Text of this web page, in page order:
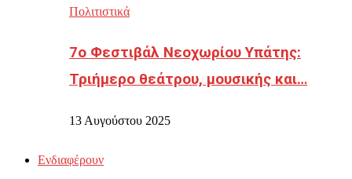
Πολιτιστικά
7ο Φεστιβάλ Νεοχωρίου Υπάτης:
Τριήμερο θεάτρου, μουσικής και…
13 Αυγούστου 2025
Ενδιαφέρουν